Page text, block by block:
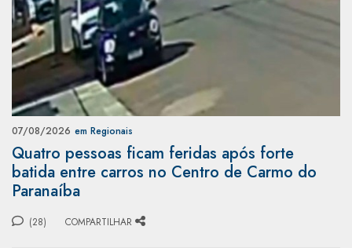
07/08/2026 em Regionais
Quatro pessoas ficam feridas após forte
batida entre carros no Centro de Carmo do
Paranaíba
(28) COMPARTILHAR